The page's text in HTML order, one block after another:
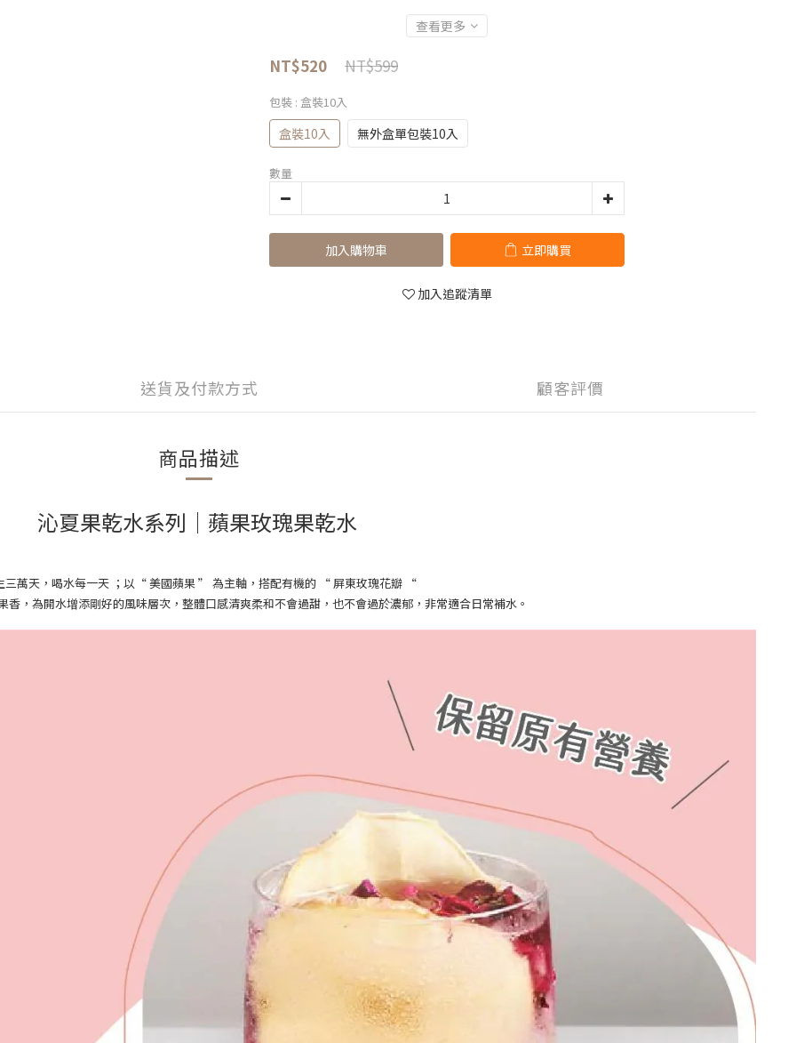
查看更多
NT$599
NT$520
包裝 : 盒裝10入
盒裝10入 無外盒單包裝10入
數量
加入購物車 立即購買
加入追蹤清單
送貨及付款方式 顧客評價
商品描述
沁夏果乾水系列 │ 蘋果玫瑰果乾水
三萬天，喝水每一天 ； 以 “ 美國蘋果 ” 為主軸， 搭配有機的 “ 屏東玫瑰花瓣
“
香， 為開水增添剛好的風味層次， 整體口感清爽柔和不會過甜，也不會過於濃郁，非常適合日常補水。